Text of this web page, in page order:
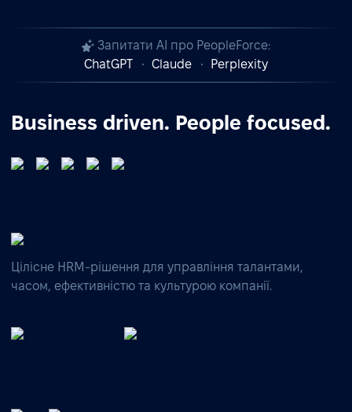
Запитати AI про PeopleForce:
ChatGPT
Claude Perplexity
Business driven. People focused.
Цілісне HRM-рішення для управління талантами,
часом, ефективністю та культурою компанії.